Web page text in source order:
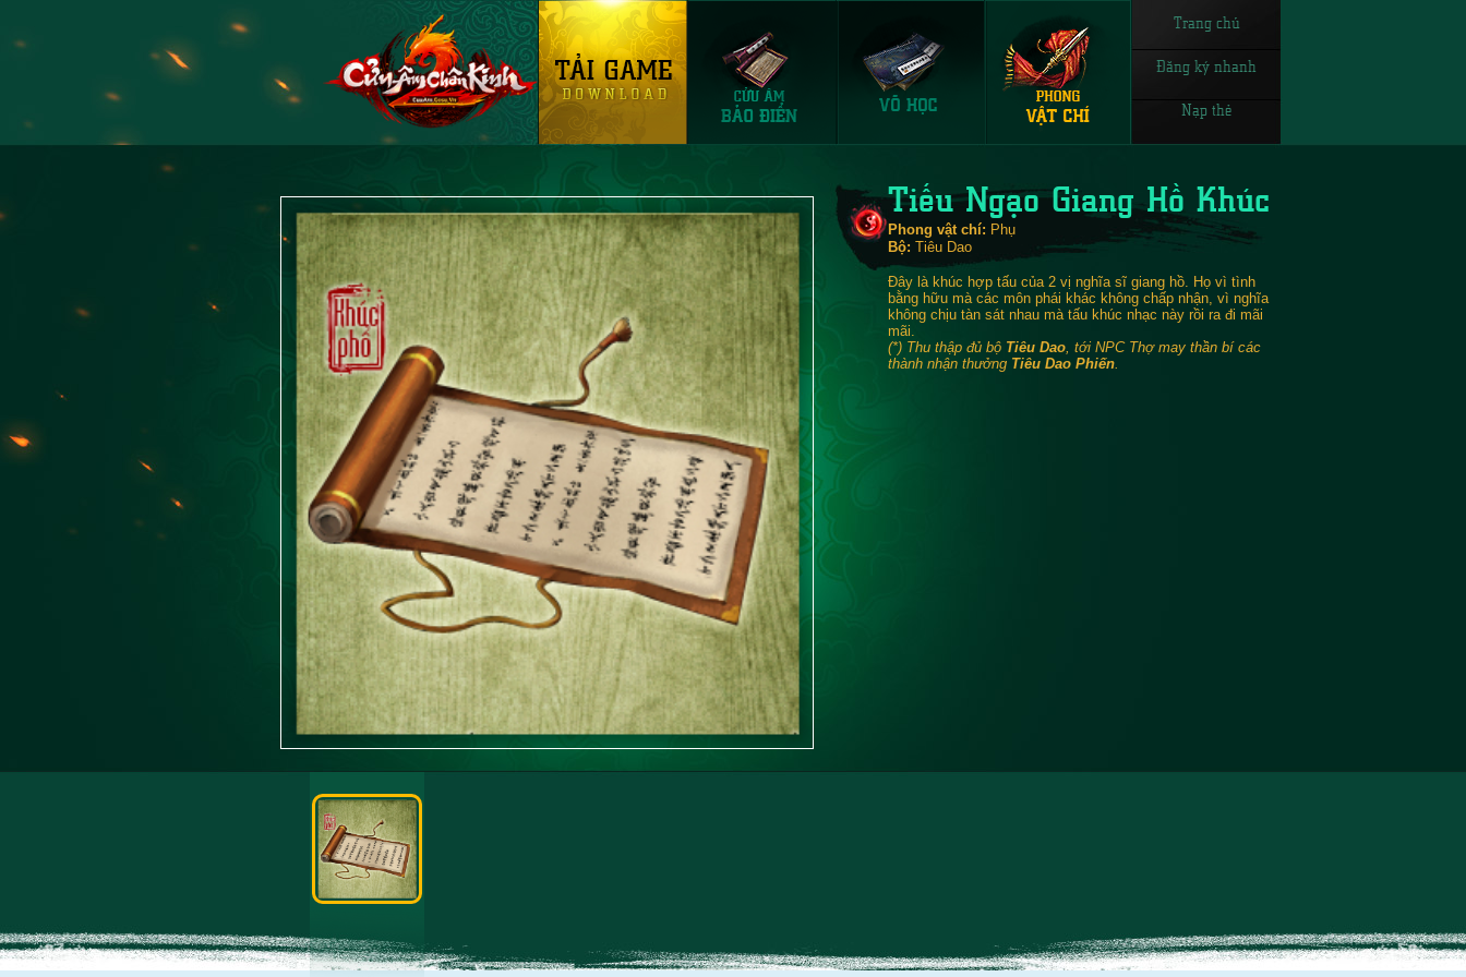
Trang chủ
Đăng ký nhanh
Nạp thẻ
Tiếu Ngạo Giang Hồ Khúc
Phong vật chí: Phụ
Bộ: Tiêu Dao
Đây là khúc hợp tấu của 2 vị nghĩa sĩ giang hồ. Họ vì tình
bằng hữu mà các môn phái khác không chấp nhận, vì nghĩa
không chịu tàn sát nhau mà tấu khúc nhạc này rồi ra đi mãi
mãi.
(*) Thu thập đủ bộ Tiêu Dao, tới NPC Thợ may thần bí các
thành nhận thưởng Tiêu Dao Phiến.